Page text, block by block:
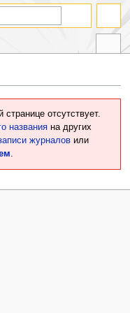
отсутствует.
названияна других
журналовили